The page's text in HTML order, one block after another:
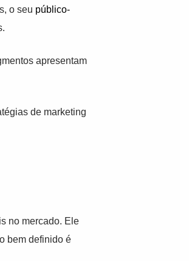
o seu público-
apresentam
de marketing
no mercado. Ele
bem definido é